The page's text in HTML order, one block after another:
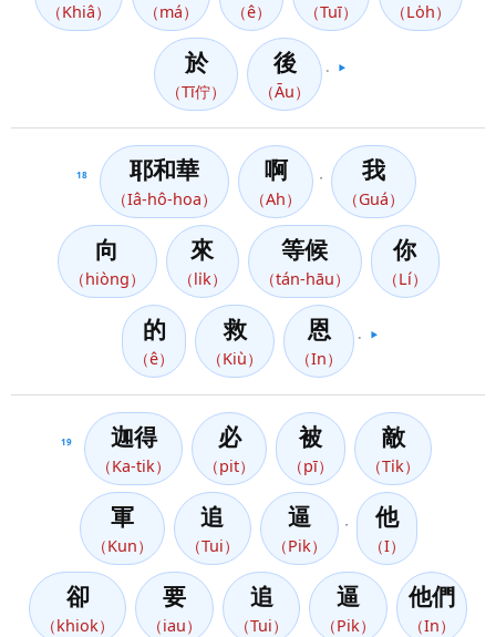
（Khiâ） （má） （ê） （Tuī） （Lo̍h）
於
（Tī佇）
後
（Āu）
▶️
18 耶和華
（Iâ-hô-hoa）
啊
（Ah）
我
（Guá）
向
（hiòng）
來
（li̍k）
等候
（tán-hāu）
你
（Lí）
的
（ê）
救
（Kiù）
恩
（In）
▶️
19 迦得
（Ka-tik）
必
（pit）
被
（pī）
敵
（Ti̍k）
軍
（Kun）
追
（Tui）
逼
（Pik）
他
（I）
卻
（khiok）
要
（iau）
追
（Tui）
逼
（Pik）
他們
（In）